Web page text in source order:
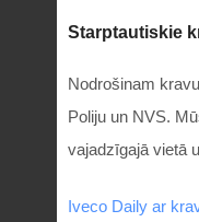
Starptautiskie
Nodrošinam
Poliju un NVS.
vajadzīgajā vietā
Iveco Daily ar